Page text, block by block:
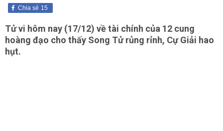
15
Chia sẻ
Tử vi hôm nay (17/12) về tài chính của 12 cung
hoàng đạo cho thấy Song Tử rủng rỉnh, Cự Giải hao
hụt.